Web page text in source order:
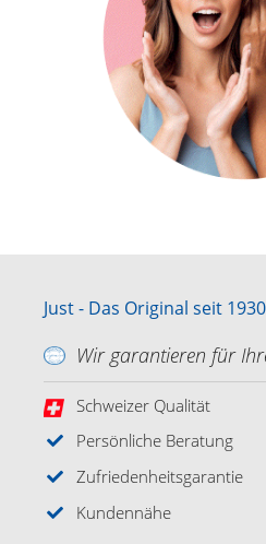
Just - Das Original seit 1930
Wir garantieren für
Schweizer Qualität
Persönliche Beratung
Zufriedenheitsgarantie
Kundennähe